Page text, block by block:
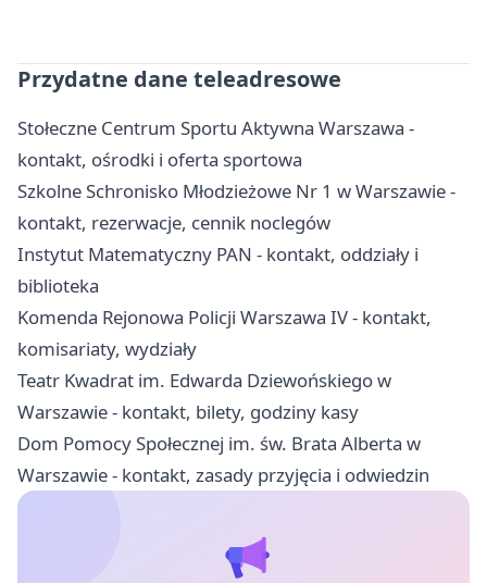
Przydatne dane teleadresowe
Stołeczne Centrum Sportu Aktywna Warszawa -
kontakt, ośrodki i oferta sportowa
Szkolne Schronisko Młodzieżowe Nr 1 w Warszawie -
kontakt, rezerwacje, cennik noclegów
Instytut Matematyczny PAN - kontakt, oddziały i
biblioteka
Komenda Rejonowa Policji Warszawa IV - kontakt,
komisariaty, wydziały
Teatr Kwadrat im. Edwarda Dziewońskiego w
Warszawie - kontakt, bilety, godziny kasy
Dom Pomocy Społecznej im. św. Brata Alberta w
Warszawie - kontakt, zasady przyjęcia i odwiedzin